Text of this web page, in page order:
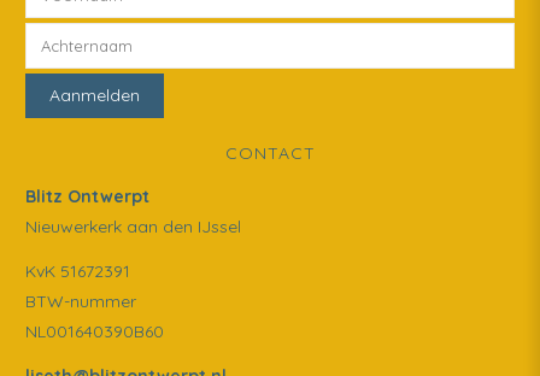
CONTACT
Blitz Ontwerpt
Nieuwerkerk aan den IJssel
KvK 51672391
BTW-nummer
NL001640390B60